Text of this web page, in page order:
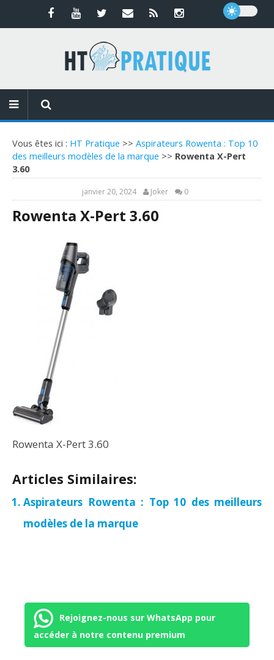
Vous êtes ici : HT Pratique >> Aspirateurs Rowenta : Top 10
des meilleurs modèles de la marque >> Rowenta X-Pert
3.60
janvier 20, 2024 Joker 0
Rowenta X-Pert 3.60
Rowenta X-Pert 3.60
Articles Similaires:
Aspirateurs Rowenta : Top 10 des meilleurs
modèles de la marque
Rejoignez-nous sur WhatsApp pour
accéder à notre contenu premium